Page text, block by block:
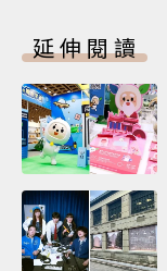
延伸閱讀